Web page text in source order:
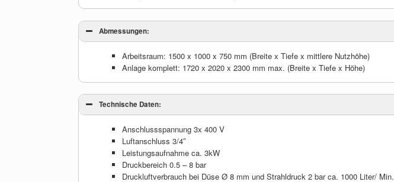
Abmessungen:
Arbeitsraum: 1500 x 1000 x 750 mm (Breite x Tiefe x mittlere Nutzhöhe)
Anlage komplett: 1720 x 2020 x 2300 mm max. (Breite x Tiefe x Höhe)
Technische Daten:
Anschlussspannung 3x 400 V
Luftanschluss 3/4″
Leistungsaufnahme ca. 3kW
Druckbereich 0.5 – 8 bar
Druckluftverbrauch bei Düse Ø 8 mm und Strahldruck 2 bar ca. 1000 Liter/ Min.